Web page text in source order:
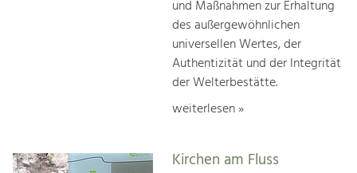
und Maßnahmen zur Erhaltung
des außergewöhnlichen
universellen Wertes, der
Authentizität und der Integrität
der Welterbestätte.
weiterlesen »
Kirchen am Fluss